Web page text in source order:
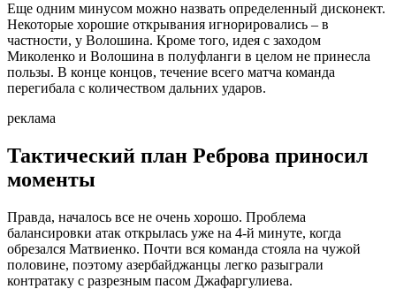
Еще одним минусом можно назвать определенный дисконект.
Некоторые хорошие открывания игнорировались – в
частности, у Волошина. Кроме того, идея с заходом
Миколенко и Волошина в полуфланги в целом не принесла
пользы. В конце концов, течение всего матча команда
перегибала с количеством дальних ударов.
реклама
Тактический план Реброва приносил
моменты
Правда, началось все не очень хорошо. Проблема
балансировки атак открылась уже на 4-й минуте, когда
обрезался Матвиенко. Почти вся команда стояла на чужой
половине, поэтому азербайджанцы легко разыграли
контратаку с разрезным пасом Джафаргулиева.